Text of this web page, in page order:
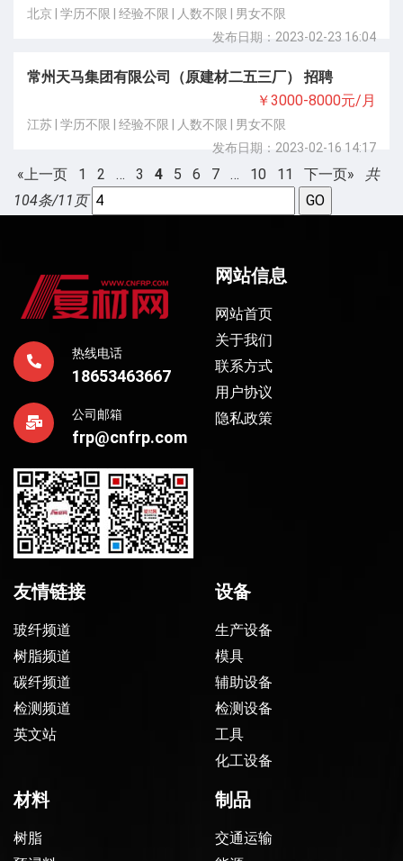
北京 | 学历不限 | 经验不限 | 人数不限 | 男女不限
发布日期：2023-02-23 16:04
常州天马集团有限公司（原建材二五三厂） 招聘
￥3000-8000元/月
江苏 | 学历不限 | 经验不限 | 人数不限 | 男女不限
发布日期：2023-02-16 14:17
«上一页 1 2 … 3 4 5 6 7 … 10 11 下一页»
共
104条/11页
热线电话
18653463667
公司邮箱
frp@cnfrp.com
网站信息
网站首页
关于我们
联系方式
用户协议
隐私政策
友情链接
玻纤频道
树脂频道
碳纤频道
检测频道
英文站
设备
生产设备
模具
辅助设备
检测设备
工具
化工设备
材料
树脂
制品
交通运输